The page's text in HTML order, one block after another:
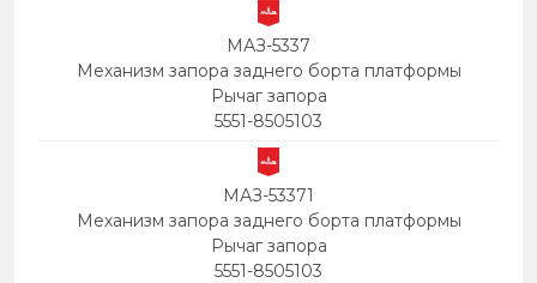
МАЗ-5337
Механизм запора заднего борта платформы
Рычаг запора
5551-8505103
МАЗ-53371
Механизм запора заднего борта платформы
Рычаг запора
5551-8505103